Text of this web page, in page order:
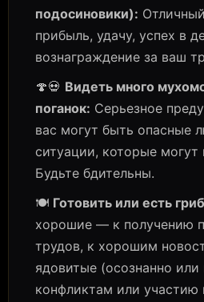
подосиновики):
прибыль, удачу, успех в
вознаграждение за ваш
🍄💀 Видеть много
поганок: Серьезное
вас могут быть опасные
ситуации, которые могут
Будьте бдительны.
🍽️ Готовить или есть
хорошие — к получению
трудов, к хорошим
ядовитые (осознанно
конфликтам или участию